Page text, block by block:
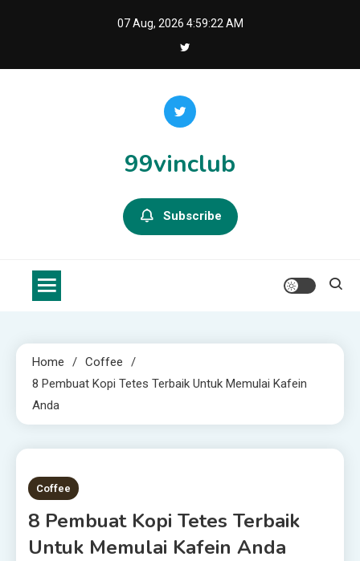
07 Aug, 2026 4:59:23 AM
99vinclub
Subscribe
Home
Coffee
8 Pembuat Kopi Tetes Terbaik Untuk Memulai Kafein
Anda
11 MINS READ
Coffee
8 Pembuat Kopi Tetes Terbaik
Untuk Memulai Kafein Anda